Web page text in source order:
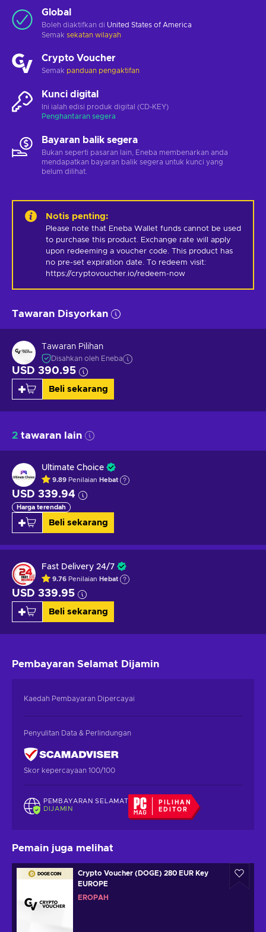
Global
Boleh diaktifkan di United States of America
Semak sekatan wilayah
Crypto Voucher
Semak panduan pengaktifan
Kunci digital
Ini ialah edisi produk digital (CD-KEY)
Penghantaran segera
Bayaran balik segera
Bukan seperti pasaran lain, Eneba membenarkan anda
mendapatkan bayaran balik segera untuk kunci yang
belum dilihat.
Notis penting:
Please note that Eneba Wallet funds cannot be used
to purchase this product. Exchange rate will apply
upon redeeming a voucher code. This product has
no pre-set expiration date. To redeem visit:
https://cryptovoucher.io/redeem-now
Tawaran Disyorkan
Tawaran Pilihan
Disahkan oleh Eneba
USD 390.95
Beli sekarang
2 tawaran lain
Ultimate Choice
9.89 Penilaian Hebat
USD 339.94
Harga terendah
Beli sekarang
Fast Delivery 24/7
9.76 Penilaian Hebat
USD 339.95
Beli sekarang
Pembayaran Selamat Dijamin
Kaedah Pembayaran Dipercayai
Penyulitan Data & Perlindungan
Skor kepercayaan 100/100
PEMBAYARAN SELAMAT
DIJAMIN
PILIHAN
EDITOR
Pemain juga melihat
Crypto Voucher (DOGE) 280 EUR Key
EUROPE
EROPAH